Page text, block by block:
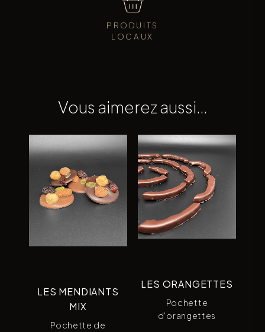
PRODUITS
LOCAUX
Vous aimerez aussi…
LES MENDIANTS
MIX
Pochette de
LES ORANGETTES
Pochette
d'orangettes